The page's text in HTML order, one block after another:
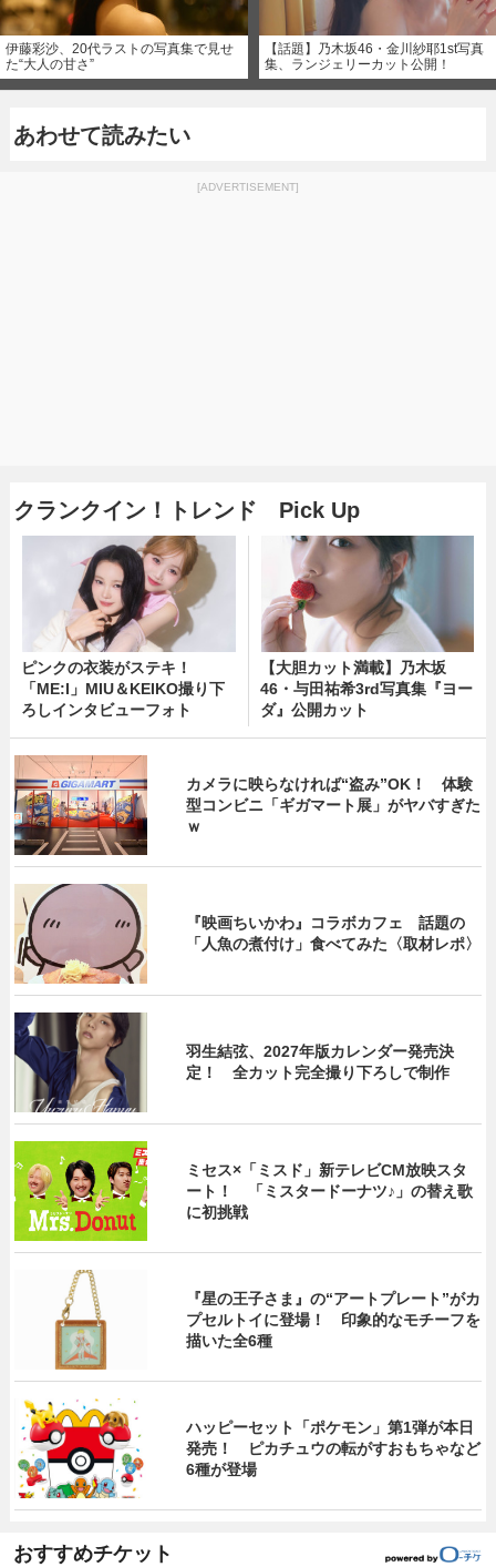
伊藤彩沙、20代ラストの写真集で見せ
た“大人の甘さ”
【話題】乃木坂46・金川紗耶1st写真
集、ランジェリーカット公開！
あわせて読みたい
[ADVERTISEMENT]
クランクイン！トレンド Pick Up
ピンクの衣装がステキ！
「ME:I」MIU＆KEIKO撮り下
ろしインタビューフォト
【大胆カット満載】乃木坂
46・与田祐希3rd写真集『ヨー
ダ』公開カット
カメラに映らなければ“盗み”OK！ 体験
型コンビニ「ギガマート展」がヤバすぎた
ｗ
『映画ちいかわ』コラボカフェ 話題の
「人魚の煮付け」食べてみた〈取材レポ〉
羽生結弦、2027年版カレンダー発売決
定！ 全カット完全撮り下ろしで制作
ミセス×「ミスド」新テレビCM放映スタ
ート！ 「ミスタードーナツ♪」の替え歌
に初挑戦
『星の王子さま』の“アートプレート”がカ
プセルトイに登場！ 印象的なモチーフを
描いた全6種
ハッピーセット「ポケモン」第1弾が本日
発売！ ピカチュウの転がすおもちゃなど
6種が登場
おすすめチケット